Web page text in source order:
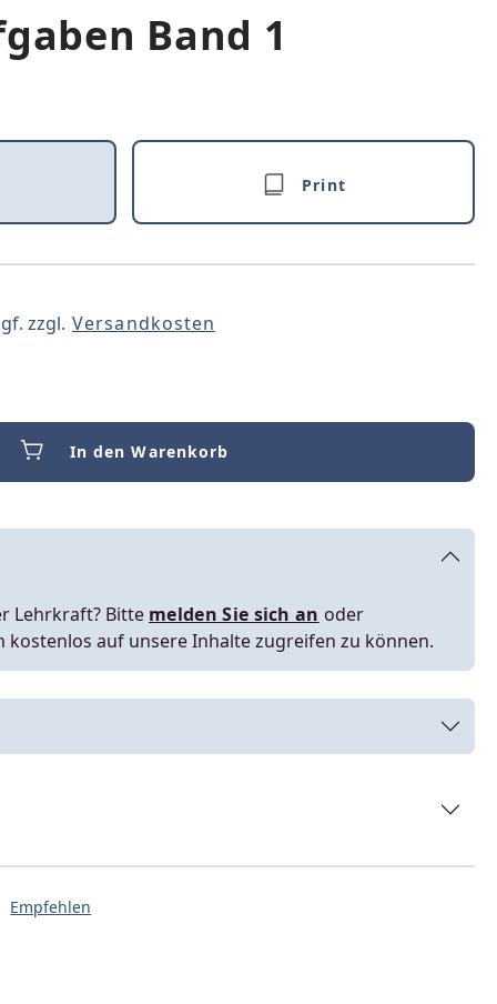
Band 1
Print
zzgl. Versandkosten
In den Warenkorb
Lehrkraft? Bitte melden Sie sich an oder
kostenlos auf unsere Inhalte zugreifen zu können.
Empfehlen